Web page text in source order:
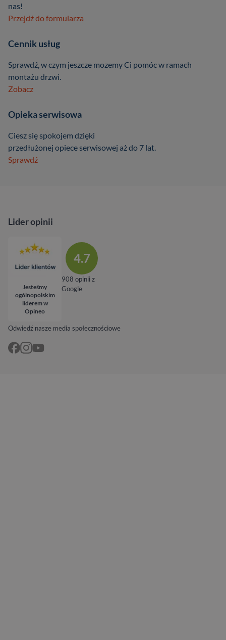
nas!
Przejdź do formularza
Cennik usług
Sprawdź, w czym jeszcze mozemy Ci pomóc w ramach
montażu drzwi.
Zobacz
Opieka serwisowa
Ciesz się spokojem dzięki
przedłużonej opiece serwisowej aż do 7 lat.
Sprawdź
Odwiedź nasze media społecznościowe
Lider opinii
Jesteśmy
ogólnopolskim
liderem w
Opineo
4.7
908 opinii z
Google